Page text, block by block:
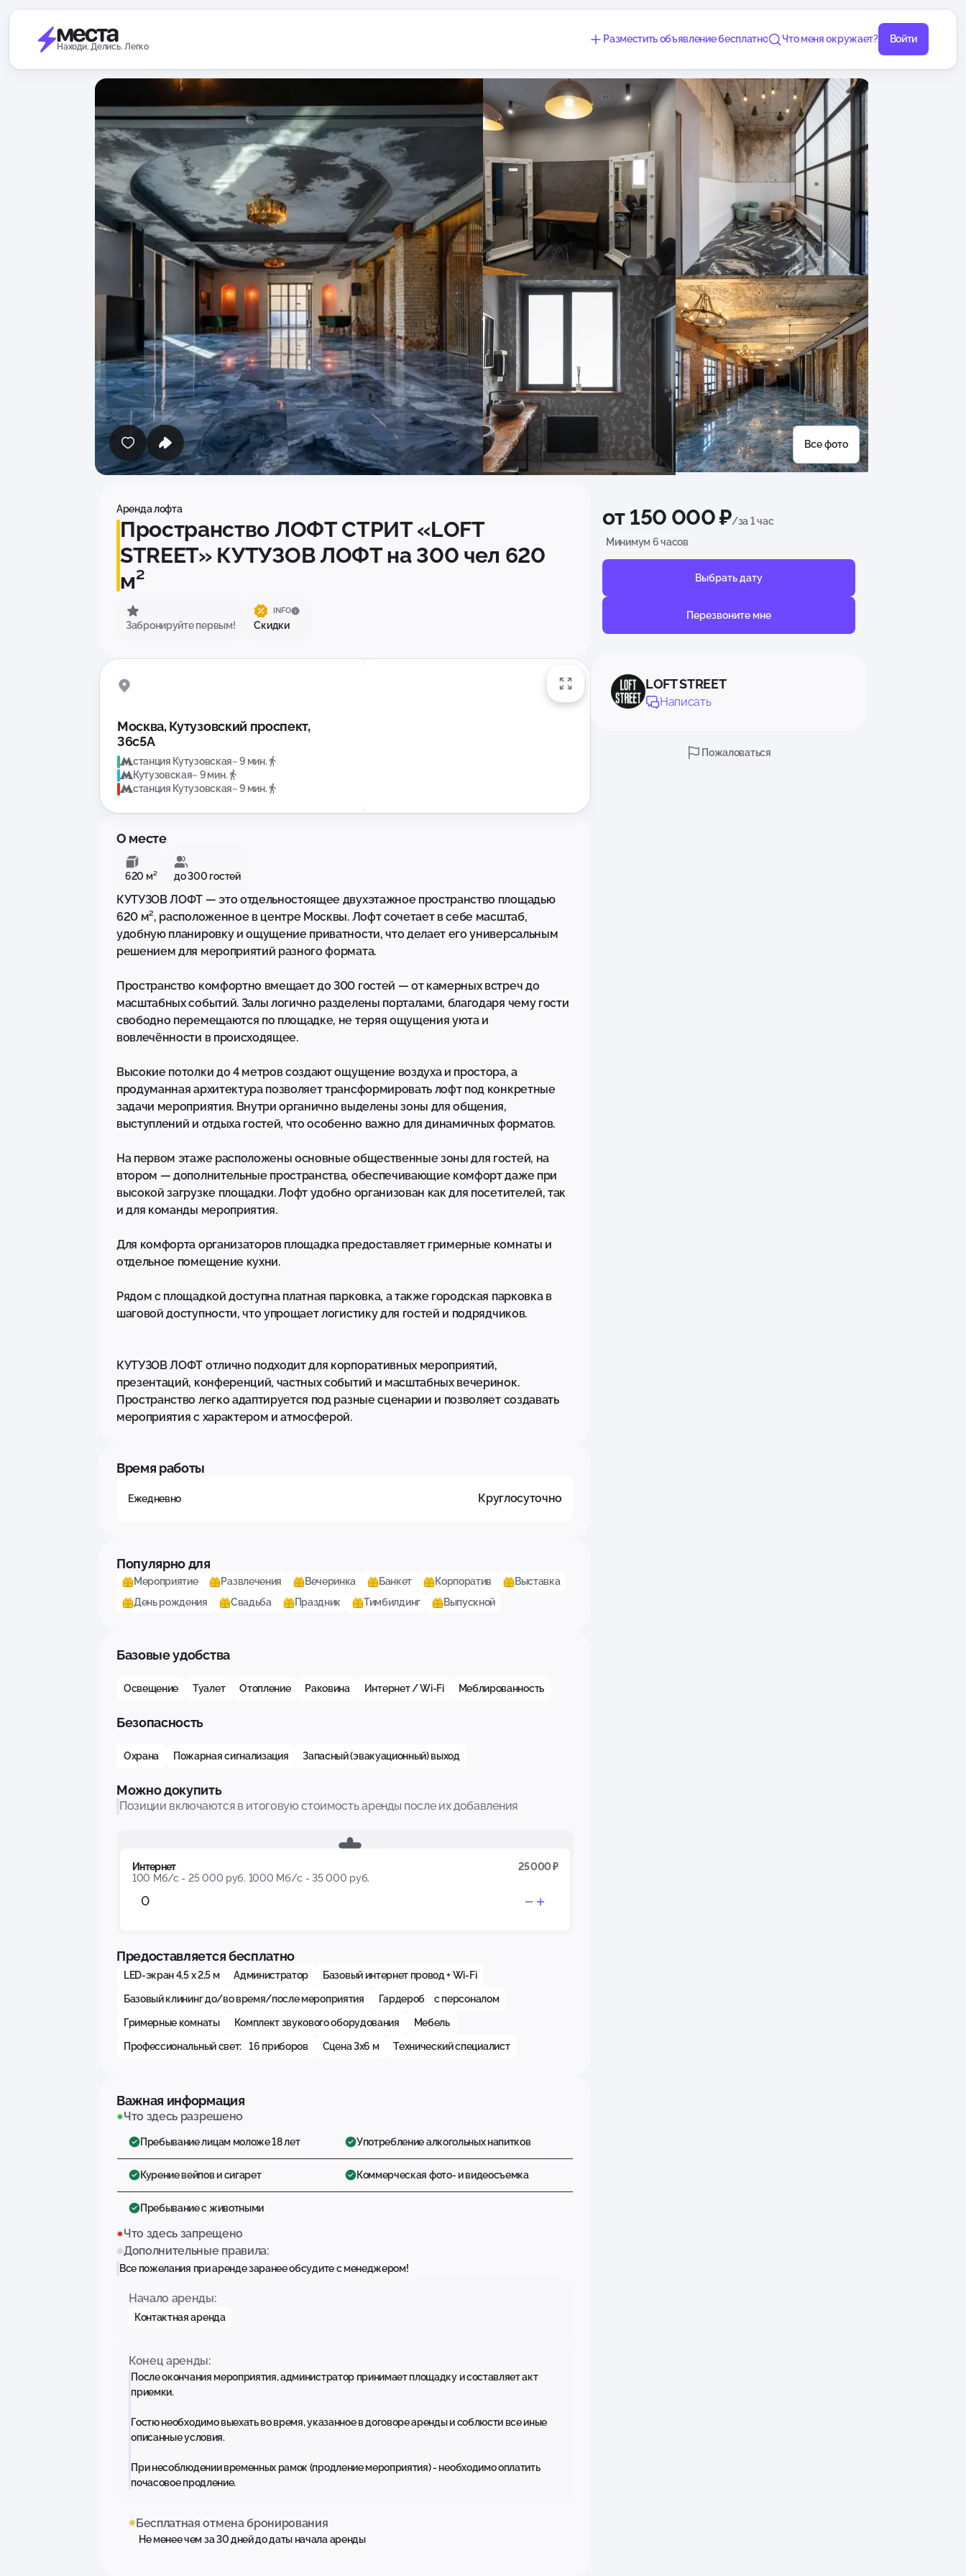
Находи. Делись. Легко
Разместить объявление бесплатно Что меня окружает? Войти
Все фото
Аренда лофта
Пространство ЛОФТ СТРИТ «LOFT
STREET» КУТУЗОВ ЛОФТ на 300 чел 620
м²
Забронируйте первым!
INFO
Скидки
Москва, Кутузовский проспект,
36с5А
станция Кутузовская~ 9 мин.
Кутузовская~ 9 мин.
станция Кутузовская~ 9 мин.
О месте
620 м² до 300 гостей
КУТУЗОВ ЛОФТ — это отдельностоящее двухэтажное пространство площадью
620 м², расположенное в центре Москвы. Лофт сочетает в себе масштаб,
удобную планировку и ощущение приватности, что делает его универсальным
решением для мероприятий разного формата.
Пространство комфортно вмещает до 300 гостей — от камерных встреч до
масштабных событий. Залы логично разделены порталами, благодаря чему гости
свободно перемещаются по площадке, не теряя ощущения уюта и
вовлечённости в происходящее.
Высокие потолки до 4 метров создают ощущение воздуха и простора, а
продуманная архитектура позволяет трансформировать лофт под конкретные
задачи мероприятия. Внутри органично выделены зоны для общения,
выступлений и отдыха гостей, что особенно важно для динамичных форматов.
На первом этаже расположены основные общественные зоны для гостей, на
втором — дополнительные пространства, обеспечивающие комфорт даже при
высокой загрузке площадки. Лофт удобно организован как для посетителей, так
и для команды мероприятия.
Для комфорта организаторов площадка предоставляет гримерные комнаты и
отдельное помещение кухни.
Рядом с площадкой доступна платная парковка, а также городская парковка в
шаговой доступности, что упрощает логистику для гостей и подрядчиков.
КУТУЗОВ ЛОФТ отлично подходит для корпоративных мероприятий,
презентаций, конференций, частных событий и масштабных вечеринок.
Пространство легко адаптируется под разные сценарии и позволяет создавать
мероприятия с характером и атмосферой.
Время работы
Ежедневно Круглосуточно
Популярно для
Мероприятие Развлечения Вечеринка Банкет Корпоратив
Выставка
День рождения
Свадьба Праздник Тимбилдинг Выпускной
Базовые удобства
Освещение Туалет Отопление Раковина Интернет / Wi-Fi Меблированность
Безопасность
Охрана Пожарная сигнализация Запасный (эвакуационный) выход
Можно докупить
Позиции включаются в итоговую стоимость аренды после их добавления
Интернет
25 000 ₽
100 Мб/с - 25 000 руб. 1000 Мб/c - 35 000 руб.
Предоставляется бесплатно
LED-экран 4,5 х 2,5 м Администратор Базовый интернет провод + Wi-Fi
Базовый клининг до/во время/после мероприятия Гардероб с персоналом
Гримерные комнаты Комплект звукового оборудования Мебель
Профессиональный свет: 16 приборов Сцена 3х6 м Технический специалист
Важная информация
Что здесь разрешено
Пребывание лицам моложе 18 лет Употребление алкогольных напитков
Курение вейпов и сигарет Коммерческая фото- и видеосъемка
Пребывание с животными
Что здесь запрещено
Дополнительные правила:
Все пожелания при аренде заранее обсудите с менеджером!
Начало аренды:
Контактная аренда
Конец аренды:
После окончания мероприятия, администратор принимает площадку и составляет акт
приемки.
Гостю необходимо выехать во время, указанное в договоре аренды и соблюсти все иные
описанные условия.
При несоблюдении временных рамок (продление мероприятия) - необходимо оплатить
почасовое продление.
Бесплатная отмена бронирования
Не менее чем за 30 дней до даты начала аренды
от 150 000 ₽/за 1 час
Минимум 6 часов
Выбрать дату
Перезвоните мне
LOFT STREET
Написать
Пожаловаться